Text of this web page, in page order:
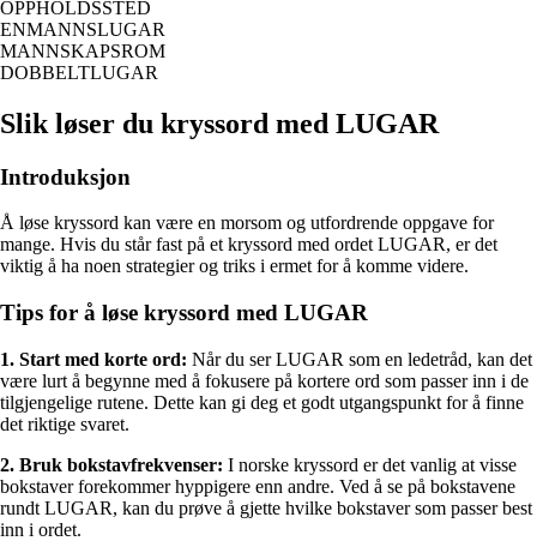
OPPHOLDSSTED
ENMANNSLUGAR
MANNSKAPSROM
DOBBELTLUGAR
Slik løser du kryssord med LUGAR
Introduksjon
Å løse kryssord kan være en morsom og utfordrende oppgave for
mange. Hvis du står fast på et kryssord med ordet LUGAR, er det
viktig å ha noen strategier og triks i ermet for å komme videre.
Tips for å løse kryssord med LUGAR
1. Start med korte ord: Når du ser LUGAR som en ledetråd, kan det
være lurt å begynne med å fokusere på kortere ord som passer inn i de
tilgjengelige rutene. Dette kan gi deg et godt utgangspunkt for å finne
det riktige svaret.
2. Bruk bokstavfrekvenser: I norske kryssord er det vanlig at visse
bokstaver forekommer hyppigere enn andre. Ved å se på bokstavene
rundt LUGAR, kan du prøve å gjette hvilke bokstaver som passer best
inn i ordet.